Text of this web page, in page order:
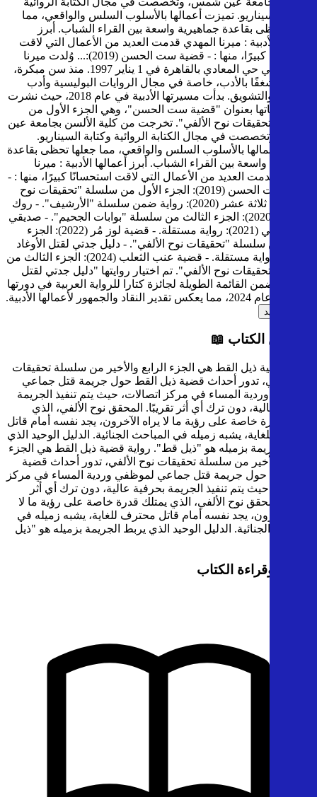
وكتابة السيناريو. تميزت أعمالها بالأسلوب السلس والواقعي، مما
جعلها تحظى بقاعدة جماهيرية واسعة بين القراء الشباب. أبرز
أعمالها الأدبية : ميرنا المهدي قدمت العديد من الأعمال التي لاقت
استحسانًا كبيرًا، منها : - قضية ست الحسن (2019):...
وُلدت ميرنا
المهدي في حي المعادي بالقاهرة في 1 يناير 1997. منذ سن مبكرة،
أظهرت شغفًا بالأدب، خاصة في مجال الروايات البوليسية وأدب
الجريمة والتشويق. بدأت مسيرتها الأدبية في عام 2018، حيث نشرت
أولى رواياتها بعنوان "قضية ست الحسن"، وهي الجزء الأول من
سلسلة "تحقيقات نوح الألفي". تخرجت من كلية الألسن بجامعة عين
شمس، وتخصصت في مجال الكتابة الروائية وكتابة السيناريو.
تميزت أعمالها بالأسلوب السلس والواقعي، مما جعلها تحظى بقاعدة
جماهيرية واسعة بين القراء الشباب. أبرز أعمالها الأدبية : ميرنا
المهدي قدمت العديد من الأعمال التي لاقت استحسانًا كبيرًا، منها : -
قضية ست الحسن (2019): الجزء الأول من سلسلة "تحقيقات نوح
الألفي". - ثلاثة عشر (2020): رواية ضمن سلسلة "الأرشيف". - روك
آند رول (2020): الجزء الثالث من سلسلة "بوابات الجحيم". - صديقي
السيكوباتي (2021): رواية مستقلة. - قضية لوز مُر (2022): الجزء
الثاني من سلسلة "تحقيقات نوح الألفي". - دليل جدتي لقتل الأوغاد
(2023): رواية مستقلة. - قضية عنب الثعلب (2024): الجزء الثالث من
سلسلة "تحقيقات نوح الألفي". تم اختيار روايتها "دليل جدتي لقتل
الأوغاد" ضمن القائمة الطويلة لجائزة كتارا للرواية العربية في دورتها
العاشرة عام 2024، مما يعكس تقدير النقاد والجمهور لأعمالها الأدبية.
اقرأ المزيد
نبذة عن الكتاب 📖
رواية قضية ذيل القط هي الجزء الرابع والأخير من سلسلة تحقيقات
نوح الألفي، تدور أحداث قضية ذيل القط حول جريمة قتل جماعي
لموظفي وردية المساء في مركز اتصالات، حيث يتم تنفيذ الجريمة
بحرفية عالية، دون ترك أي أثر تقريبًا. المحقق نوح الألفي، الذي
يمتلك قدرة خاصة على رؤية ما لا يراه الآخرون، يجد نفسه أمام قاتل
محترف للغاية، يشبه زميله في المباحث الجنائية. الدليل الوحيد الذي
يربط الجريمة بزميله هو "ذيل قط". رواية قضية ذيل القط هي الجزء
الرابع والأخير من سلسلة تحقيقات نوح الألفي، تدور أحداث قضية
ذيل القط حول جريمة قتل جماعي لموظفي وردية المساء في مركز
اتصالات، حيث يتم تنفيذ الجريمة بحرفية عالية، دون ترك أي أثر
تقريبًا. المحقق نوح الألفي، الذي يمتلك قدرة خاصة على رؤية ما لا
يراه الآخرون، يجد نفسه أمام قاتل محترف للغاية، يشبه زميله في
المباحث الجنائية. الدليل الوحيد الذي يربط الجريمة بزميله هو "ذيل
تحميل وقراءة الكتاب